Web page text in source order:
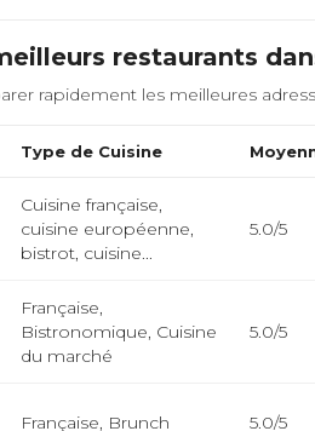
restaurants
rapidement les meilleures
Type de Cuisine
Cuisine française,
cuisine européenne,
bistrot, cuisine...
5.0/5
Française,
Bistronomique, Cuisine
du marché
5.0/5
Française, Brunch 5.0/5